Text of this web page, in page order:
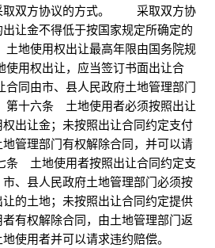
取双方协议的方式。 采取双方协
让金不得低于按国家规定所确定的
使用权出让最高年限由国务院规
权出让，应当签订书面出让合
由市、县人民政府土地管理部门
十六条 土地使用者必须按照出让
出让金；未按照出让合同约定支付
管理部门有权解除合同，并可以请
土地使用者按照出让合同约定支
、县人民政府土地管理部门必须按
的土地；未按照出让合同约定提供
有权解除合同，由土地管理部门返
地使用者并可以请求违约赔偿。